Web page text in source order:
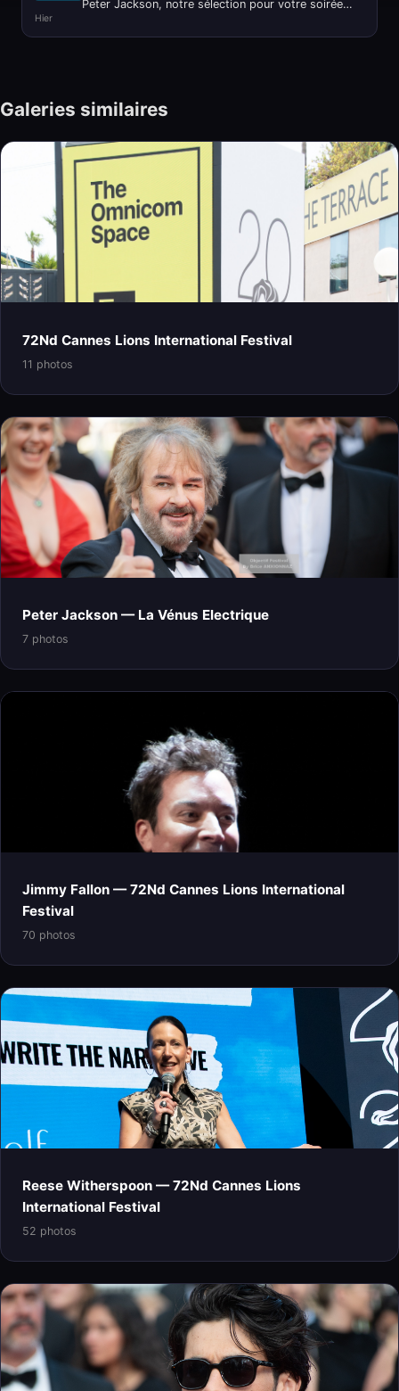
Peter Jackson, notre sélection pour votre soirée
Hier
Galeries similaires
72Nd Cannes Lions International Festival
11 photos
Peter Jackson — La Vénus Electrique
7 photos
Jimmy Fallon — 72Nd Cannes Lions International
Festival
70 photos
Reese Witherspoon — 72Nd Cannes Lions
International Festival
52 photos